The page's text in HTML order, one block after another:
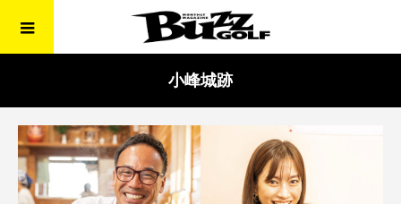
小峰城跡